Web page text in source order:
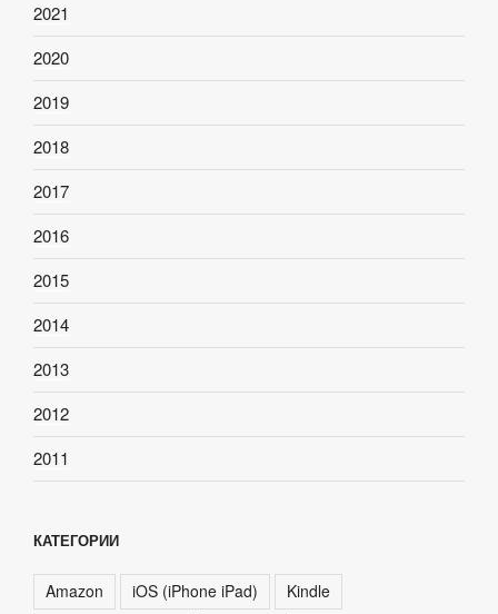
2021
2020
2019
2018
2017
2016
2015
2014
2013
2012
2011
КАТЕГОРИИ
Amazon iOS (iPhone iPad)
Kindle